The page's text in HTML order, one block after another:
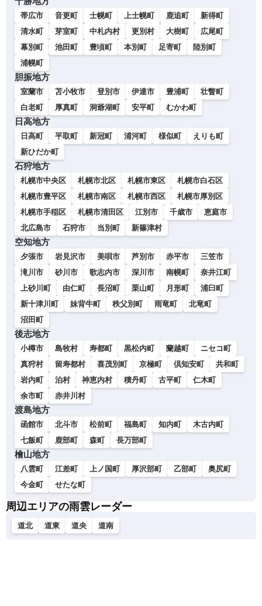
帯広市 音更町 士幌町 上士幌町 鹿追町
新得町
清水町
芽室町 中札内村 更別村 大樹町
広尾町
幕別町
池田町 豊頃町 本別町 足寄町
陸別町
浦幌町
胆振地方
室蘭市 苫小牧市 登別市 伊達市 豊浦町
壮瞥町
白老町
厚真町 洞爺湖町 安平町 むかわ町
日高地方
日高町 平取町 新冠町 浦河町 様似町
えりも町
新ひだか町
石狩地方
札幌市中央区 札幌市北区 札幌市東区
札幌市白石区
札幌市豊平区
札幌市南区 札幌市西区
札幌市厚別区
札幌市手稲区
札幌市清田区 江別市 千歳市
恵庭市
北広島市
石狩市 当別町 新篠津村
空知地方
夕張市 岩見沢市 美唄市 芦別市 赤平市
三笠市
滝川市
砂川市 歌志内市 深川市 南幌町
奈井江町
上砂川町
由仁町 長沼町 栗山町 月形町
浦臼町
新十津川町
妹背牛町 秩父別町 雨竜町
北竜町
沼田町
後志地方
小樽市 島牧村 寿都町 黒松内町 蘭越町
ニセコ町
真狩村
留寿都村 喜茂別町 京極町 倶知安町
共和町
岩内町
泊村 神恵内村 積丹町 古平町
仁木町
余市町
赤井川村
渡島地方
函館市 北斗市 松前町 福島町 知内町
木古内町
七飯町
鹿部町 森町 長万部町
檜山地方
八雲町 江差町 上ノ国町 厚沢部町 乙部町
奥尻町
今金町
せたな町
周辺エリアの雨雲レーダー
道北 道東 道央 道南